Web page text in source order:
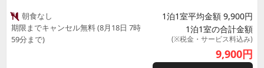
朝食なし
期限までキャンセル無料 (8月18日 7時
59分まで)
1泊1室平均金額 9,900円
1泊1室の合計金額
(※税金・サービス料込み)
9,900円